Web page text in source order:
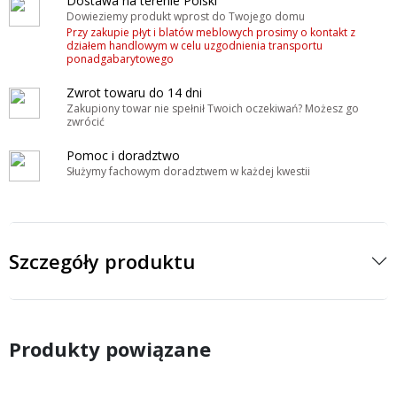
Dowieziemy produkt wprost do Twojego domu
Przy zakupie płyt i blatów meblowych prosimy o kontakt z
działem handlowym w celu uzgodnienia transportu
ponadgabarytowego
Zwrot towaru do 14 dni
Zakupiony towar nie spełnił Twoich oczekiwań? Możesz go
zwrócić
Pomoc i doradztwo
Służymy fachowym doradztwem w każdej kwestii
Szczegóły produktu
Produkty powiązane